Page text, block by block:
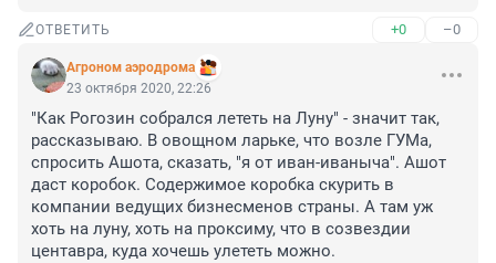
ОТВЕТИТЬ +0 –0
Агроном аэродрома
23 октября 2020, 22:26
"Как Рогозин собрался лететь на Луну" - значит так,
рассказываю. В овощном ларьке, что возле ГУМа,
спросить Ашота, сказать, "я от иван-иваныча". Ашот
даст коробок. Содержимое коробка скурить в
компании ведущих бизнесменов страны. А там уж
хоть на луну, хоть на проксиму, что в созвездии
центавра, куда хочешь улететь можно.